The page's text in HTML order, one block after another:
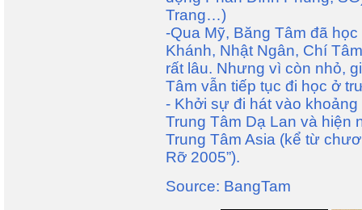
Trang…)
-Qua Mỹ, Băng Tâm đã
Khánh, Nhật Ngân, Chí
rất lâu. Nhưng vì còn nhỏ,
Tâm vẫn tiếp tục đi học ở
- Khởi sự đi hát vào
Trung Tâm Dạ Lan và hiện
Trung Tâm Asia (kể từ
Rỡ 2005”).
Source: BangTam